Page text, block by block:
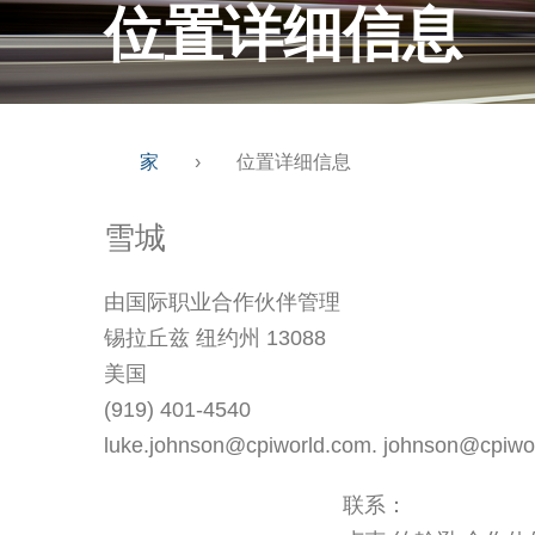
位置详细信息
家 › 位置详细信息
雪城
由国际职业合作伙伴管理
锡拉丘兹 纽约州 13088
美国
(919) 401-4540
luke.johnson@cpiworld.com.
联系：